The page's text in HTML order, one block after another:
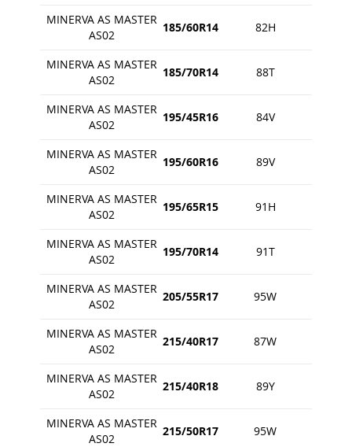
MINERVA AS MASTER
AS02
185/60R14 82H
MINERVA AS MASTER
AS02
185/70R14 88T
MINERVA AS MASTER
AS02
195/45R16 84V
MINERVA AS MASTER
AS02
195/60R16 89V
MINERVA AS MASTER
AS02
195/65R15 91H
MINERVA AS MASTER
AS02
195/70R14 91T
MINERVA AS MASTER
AS02
205/55R17 95W
MINERVA AS MASTER
AS02
215/40R17 87W
MINERVA AS MASTER
AS02
215/40R18 89Y
MINERVA AS MASTER
AS02
215/50R17 95W